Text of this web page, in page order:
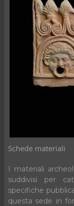
Schede materiali
I materiali
suddivisi per
specifiche
questa sede in